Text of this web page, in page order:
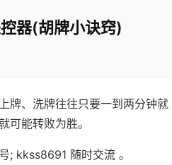
器(胡牌小诀窍)
牌、洗牌往往只要一到两分钟就
可能转败为胜。
; kkss8691 随时交流 。